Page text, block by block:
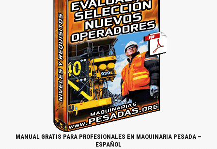
MANUAL GRATIS PARA PROFESIONALES EN MAQUINARIA PESADA –
ESPAÑOL